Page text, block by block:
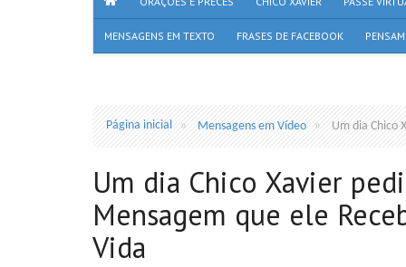
MENSAGENS EM TEXTO FRASES DE FACEBOOK
Página inicial Mensagens em Vídeo Um dia Chico
Um dia Chico Xavier
Mensagem que ele
Vida